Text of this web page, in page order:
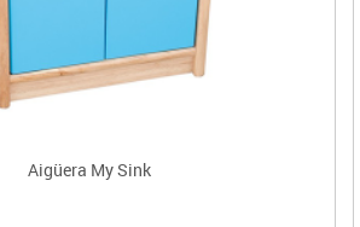
Aigüera My Sink